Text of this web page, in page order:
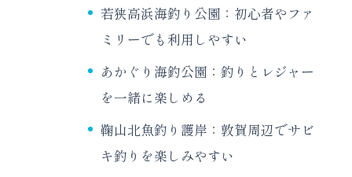
若狭高浜海釣り公園：初心者やファ
ミリーでも利用しやすい
あかぐり海釣公園：釣りとレジャー
を一緒に楽しめる
鞠山北魚釣り護岸：敦賀周辺でサビ
キ釣りを楽しみやすい